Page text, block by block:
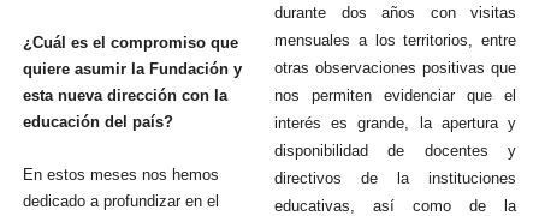
¿Cuál es el compromiso que
quiere asumir la Fundación y
esta nueva dirección con la
educación del país?
En estos meses nos hemos
dedicado a profundizar en el
durante dos años con visitas
mensuales a los territorios, entre
otras observaciones positivas que
nos permiten evidenciar que el
interés es grande, la apertura y
disponibilidad de docentes y
directivos de la instituciones
educativas, así como de la